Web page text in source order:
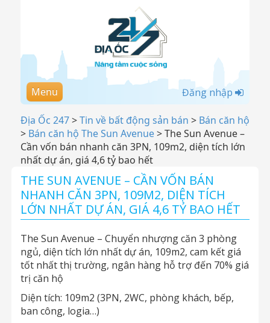
Menu Đăng nhập
Địa Ốc 247>Tin về bất động sản bán > Bán căn hộ
> Bán căn hộ The Sun Avenue>The Sun Avenue –
Cần vốn bán nhanh căn 3PN, 109m2, diện tích lớn
nhất dự án, giá 4,6 tỷ bao hết
THE SUN AVENUE – CẦN VỐN BÁN
NHANH CĂN 3PN, 109M2, DIỆN TÍCH
LỚN NHẤT DỰ ÁN, GIÁ 4,6 TỶ BAO HẾT
The Sun Avenue – Chuyển nhượng căn 3 phòng
ngủ, diện tích lớn nhất dự án, 109m2, cam kết giá
tốt nhất thị trường, ngân hàng hỗ trợ đến 70% giá
trị căn hộ
Diện tích: 109m2 (3PN, 2WC, phòng khách, bếp,
ban công, logia…)